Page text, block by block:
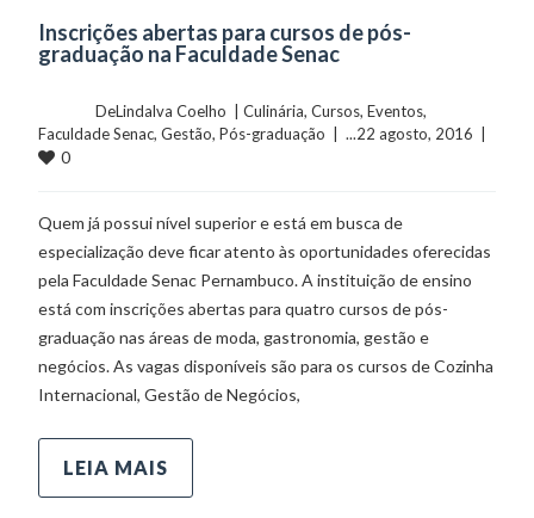
Inscrições abertas para cursos de pós-
graduação na Faculdade Senac
	    	DeLindalva Coelho  |
Culinária, Cursos, Eventos
Faculdade Senac, Gestão, Pós-graduação
0
Quem já possui nível superior e está em busca de
especialização deve ficar atento às oportunidades oferecidas
pela Faculdade Senac Pernambuco. A instituição de ensino
está com inscrições abertas para quatro cursos de pós-
graduação nas áreas de moda, gastronomia, gestão e
negócios. As vagas disponíveis são para os cursos de Cozinha
Internacional, Gestão de Negócios,
LEIA MAIS